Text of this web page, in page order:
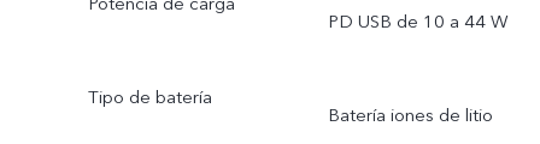
PD USB de 10 a 44 W
Tipo de batería
Batería iones de litio